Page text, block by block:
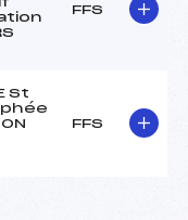
FFS
St
FFS